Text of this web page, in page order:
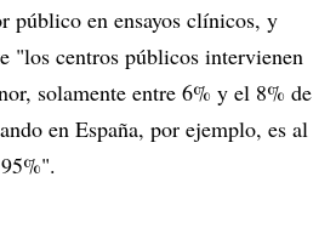
público en ensayos clínicos, y
"los centros públicos intervienen
solamente entre 6% y el 8% de
en España, por ejemplo, es al